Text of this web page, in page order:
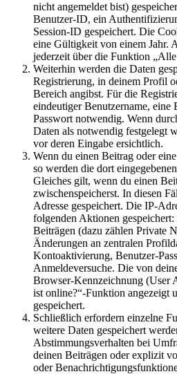
nicht angemeldet bist)
Benutzer-ID, ein
Session-ID gespeichert. Die
eine Gültigkeit von einem Jahr.
jederzeit über die Funktion
Weiterhin werden die Daten
Registrierung, in deinem Profil
Bereich angibst. Für die
eindeutiger Benutzername, eine
Passwort notwendig. Wenn
Daten als notwendig festgelegt
vor deren Eingabe ersichtlich.
Wenn du einen Beitrag oder
so werden die dort
Gleiches gilt, wenn du einen
zwischenspeicherst. In diesen
Adresse gespeichert. Die IP-
folgenden Aktionen
Beiträgen (dazu zählen Private
Änderungen an zentralen
Kontoaktivierung, Benutzer-
Anmeldeversuche. Die von
Browser-Kennzeichnung (User
ist online?“-Funktion angezeigt
gespeichert.
Schließlich erfordern einzelne
weitere Daten gespeichert
Abstimmungsverhalten bei
deinen Beiträgen oder explizit
oder